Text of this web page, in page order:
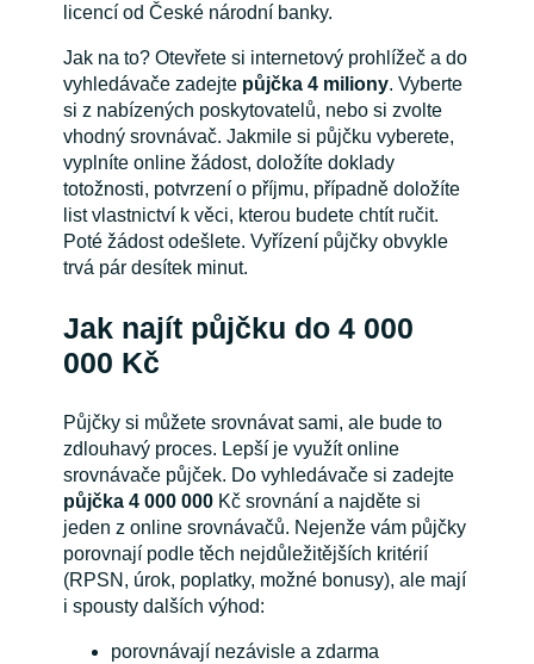
licencí od České národní banky.
Jak na to? Otevřete si internetový prohlížeč a do
vyhledávače zadejte půjčka 4 miliony. Vyberte
si z nabízených poskytovatelů, nebo si zvolte
vhodný srovnávač. Jakmile si půjčku vyberete,
vyplníte online žádost, doložíte doklady
totožnosti, potvrzení o příjmu, případně doložíte
list vlastnictví k věci, kterou budete chtít ručit.
Poté žádost odešlete. Vyřízení půjčky obvykle
trvá pár desítek minut.
Jak najít půjčku do 4 000
000 Kč
Půjčky si můžete srovnávat sami, ale bude to
zdlouhavý proces. Lepší je využít online
srovnávače půjček. Do vyhledávače si zadejte
půjčka 4 000 000 Kč srovnání a najděte si
jeden z online srovnávačů. Nejenže vám půjčky
porovnají podle těch nejdůležitějších kritérií
(RPSN, úrok, poplatky, možné bonusy), ale mají
i spousty dalších výhod:
porovnávají nezávisle a zdarma